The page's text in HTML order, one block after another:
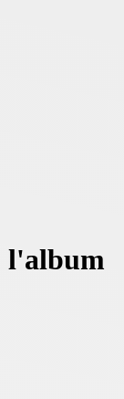
l'album